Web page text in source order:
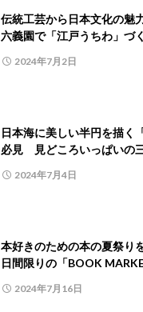
伝統工芸から日本文化の魅
六義園で「江戸うちわ」づ
2024年7月2日
日本海に美しい半円を描く
必見 見どころいっぱいの
2024年7月4日
本好きのための本の夏祭
日間限りの「BOOK
2024年7月16日